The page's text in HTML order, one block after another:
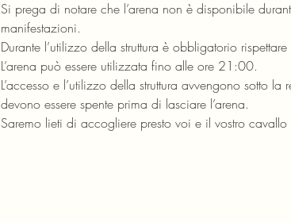
Si prega di notare che l’arena non è disponibile
manifestazioni.
Durante l’utilizzo della struttura è obbligatorio
L’arena può essere utilizzata fino alle ore 21:00.
L’accesso e l’utilizzo della struttura avvengono sotto
devono essere spente prima di lasciare l’arena.
Saremo lieti di accogliere presto voi e il vostro cavallo